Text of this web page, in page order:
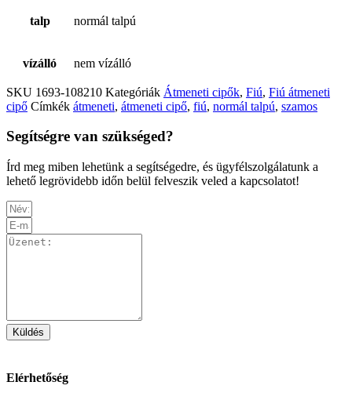
talp normál talpú
vízálló nem vízálló
SKU 1693-108210 Kategóriák Átmeneti cipők, Fiú, Fiú átmeneti
cipő Címkék átmeneti, átmeneti cipő, fiú, normál talpú, szamos
Segítségre van szükséged?
Írd meg miben lehetünk a segítségedre, és ügyfélszolgálatunk a
lehető legrövidebb időn belül felveszik veled a kapcsolatot!
Küldés
Elérhetőség